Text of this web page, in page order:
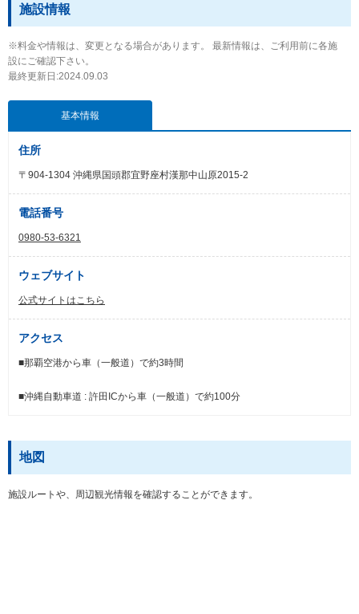
施設情報
※料金や情報は、変更となる場合があります。 最新情報は、ご利用前に各施
設にご確認下さい。
最終更新日:2024.09.03
基本情報
住所
〒904-1304 沖縄県国頭郡宜野座村漢那中山原2015-2
電話番号
0980-53-6321
ウェブサイト
公式サイトはこちら
アクセス
■那覇空港から車（一般道）で約3時間
■沖縄自動車道 : 許田ICから車（一般道）で約100分
地図
施設ルートや、周辺観光情報を確認することができます。